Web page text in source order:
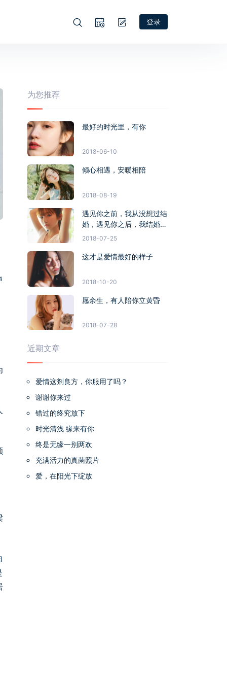
登录
为您推荐
最好的时光里，有你
2018-06-10
倾心相遇，安暖相陪
2018-08-19
遇见你之前，我从没想过结
婚，遇见你之后，我结婚这
事从没想过别人
2018-07-25
这才是爱情最好的样子
2018-10-20
愿余生，有人陪你立黄昏
2018-07-28
近期文章
爱情这剂良方，你服用了吗？
谢谢你来过
错过的终究放下
时光清浅 缘来有你
终是无缘一别两欢
充满活力的真菌照片
爱，在阳光下绽放